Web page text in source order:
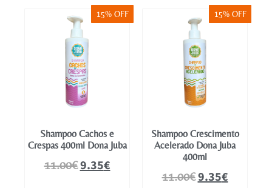
15% OFF
Shampoo Cachos e
Crespas 400ml Dona Juba
11.00€9.35€
15% OFF
Shampoo Crescimento
Acelerado Dona Juba
400ml
11.00€9.35€